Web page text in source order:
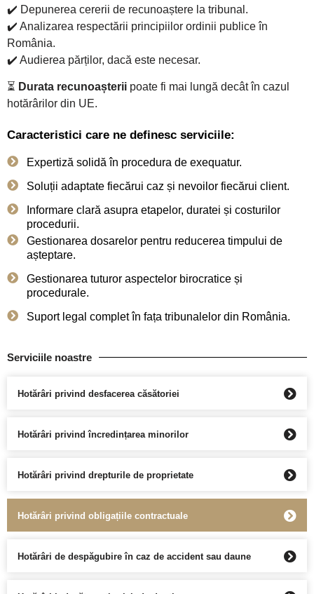
Serviciile noastre
Hotărâri privind desfacerea căsătoriei
Hotărâri privind încredințarea minorilor
Hotărâri privind drepturile de proprietate
Hotărâri privind obligațiile contractuale
Hotărâri de despăgubire în caz de accident sau daune
✔️ Depunerea cererii de recunoaștere la tribunal.
✔️ Analizarea respectării principiilor ordinii publice în
România.
✔️ Audierea părților, dacă este necesar.
⏳ Durata recunoașterii poate fi mai lungă decât în cazul
hotărârilor din UE.
Caracteristici care ne definesc serviciile:
Expertiză solidă în procedura de exequatur.
Soluții adaptate fiecărui caz și nevoilor fiecărui client.
Informare clară asupra etapelor, duratei și costurilor
procedurii.
Gestionarea dosarelor pentru reducerea timpului de
așteptare.
Gestionarea tuturor aspectelor birocratice și
procedurale.
Suport legal complet în fața tribunalelor din România.